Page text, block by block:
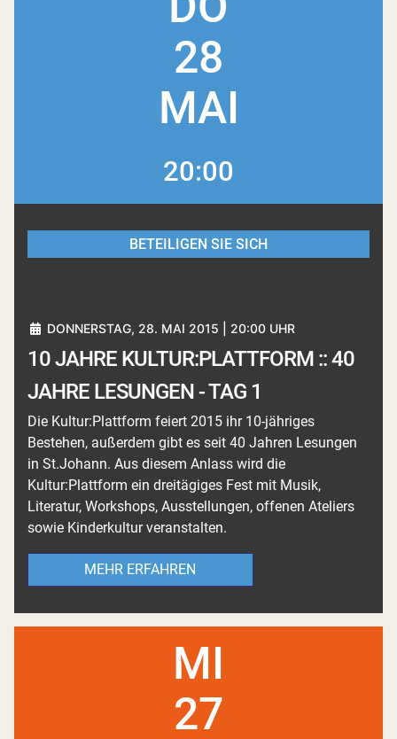
28
MAI
20:00
BETEILIGEN SIE SICH
DONNERSTAG, 28. MAI 2015 | 20:00 UHR
10 JAHRE KULTUR:PLATTFORM :: 40
JAHRE LESUNGEN - TAG 1
Die Kultur:Plattform feiert 2015 ihr 10-jähriges
Bestehen, außerdem gibt es seit 40 Jahren Lesungen
in St.Johann. Aus diesem Anlass wird die
Kultur:Plattform ein dreitägiges Fest mit Musik,
Literatur, Workshops, Ausstellungen, offenen Ateliers
sowie Kinderkultur veranstalten.
MEHR ERFAHREN
MI
27